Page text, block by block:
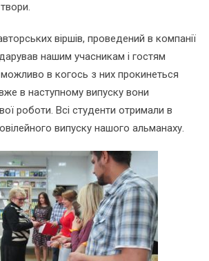
віршів, проведений в компанії
нашим учасникам і гостям
можливо в когось з них прокинеться
в наступному випуску вони
роботи. Всі студенти отримали в
випуску нашого альманаху.